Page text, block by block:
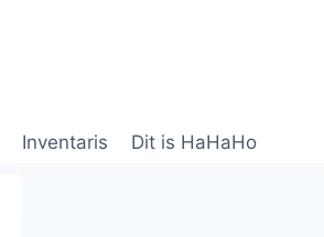
Inventaris Dit is HaHaHo